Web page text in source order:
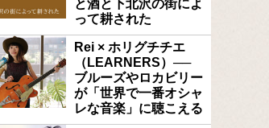
と酒と下北沢の街によ
って耕された
Rei × ホリグチチエ
（LEARNERS）──
ブルーズやロカビリー
が「世界で一番オシャ
レな音楽」に聴こえる